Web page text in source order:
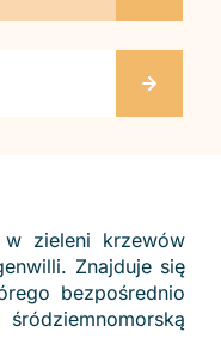
w zieleni krzewów
Znajduje się
bezpośrednio